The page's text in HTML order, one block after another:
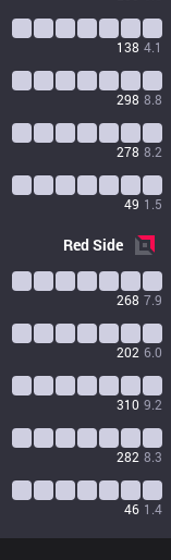
138 4.1
298 8.8
278 8.2
49 1.5
RedSide
268 7.9
202 6.0
310 9.2
282 8.3
46 1.4